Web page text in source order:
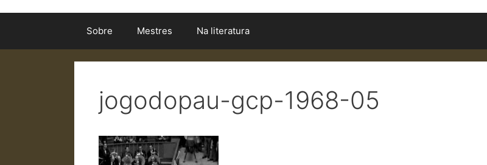
Sobre Mestres Na literatura
jogodopau-gcp-1968-05